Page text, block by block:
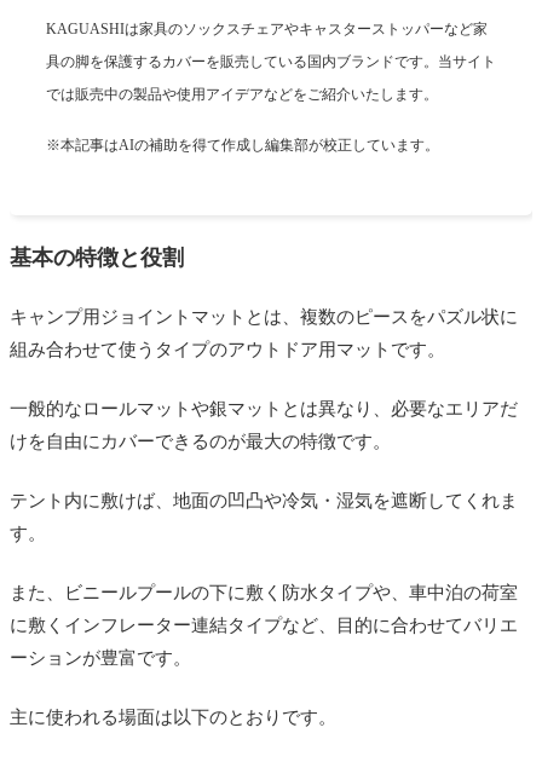
KAGUASHIは家具のソックスチェアやキャスターストッパーなど家
具の脚を保護するカバーを販売している国内ブランドです。当サイト
では販売中の製品や使用アイデアなどをご紹介いたします。
※本記事はAIの補助を得て作成し編集部が校正しています。
基本の特徴と役割
キャンプ用ジョイントマットとは、複数のピースをパズル状に
組み合わせて使うタイプのアウトドア用マットです。
一般的なロールマットや銀マットとは異なり、必要なエリアだ
けを自由にカバーできるのが最大の特徴です。
テント内に敷けば、地面の凹凸や冷気・湿気を遮断してくれま
す。
また、ビニールプールの下に敷く防水タイプや、車中泊の荷室
に敷くインフレーター連結タイプなど、目的に合わせてバリエ
ーションが豊富です。
主に使われる場面は以下のとおりです。